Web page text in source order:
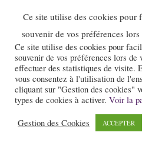
15
AOÛ
Kinga Glyk
Buis-les-Baronnies
16
AOÛ
Hot Club de Boukravie
Ce site utilise des cookies
souvenir de vos préférences
Ce site utilise des cookies pour
souvenir de vos préférences lors de
effectuer des statistiques de visite.
vous consentez à l'utilisation de
cliquant sur "Gestion des cookies"
types de cookies à activer. Voir la
Gestion des Cookies ACCEPTER